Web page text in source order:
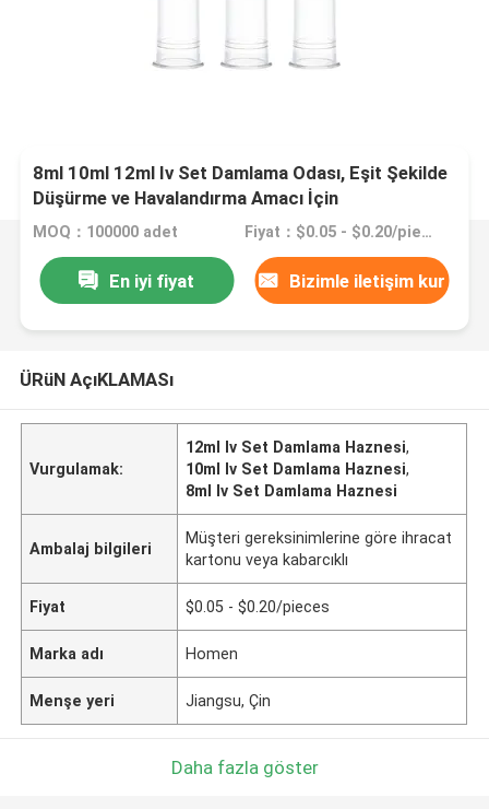
8ml 10ml 12ml Iv Set Damlama Odası, Eşit Şekilde
Düşürme ve Havalandırma Amacı İçin
MOQ：100000 adet Fiyat：$0.05 - $0.20/pieces
En iyi fiyat Bizimle iletişim kur
ÜRüN AçıKLAMASı
Vurgulamak:
12ml Iv Set Damlama Haznesi,
10ml Iv Set Damlama Haznesi,
8ml Iv Set Damlama Haznesi
Ambalaj bilgileri
Müşteri gereksinimlerine göre ihracat
kartonu veya kabarcıklı
Fiyat $0.05 - $0.20/pieces
Marka adı Homen
Menşe yeri Jiangsu, Çin
Daha fazla göster